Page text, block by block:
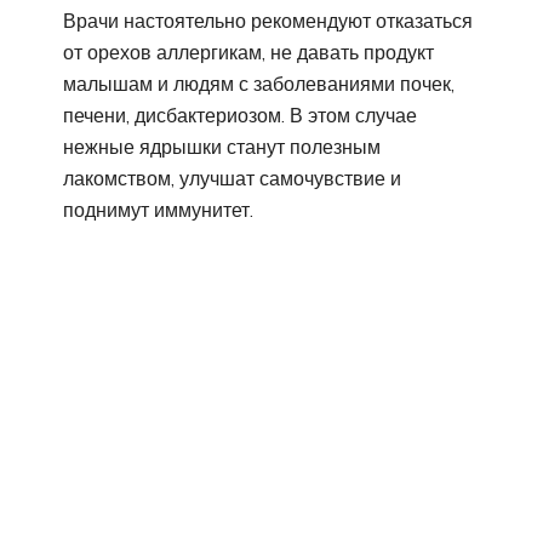
Врачи настоятельно рекомендуют отказаться
от орехов аллергикам, не давать продукт
малышам и людям с заболеваниями почек,
печени, дисбактериозом. В этом случае
нежные ядрышки станут полезным
лакомством, улучшат самочувствие и
поднимут иммунитет.